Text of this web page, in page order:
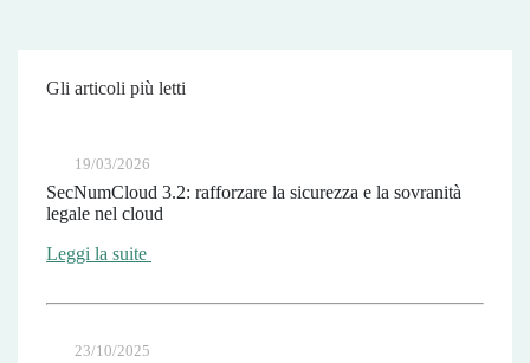
Gli articoli più letti
19/03/2026
SecNumCloud 3.2: rafforzare la sicurezza e la sovranità
legale nel cloud
Leggi la suite
23/10/2025